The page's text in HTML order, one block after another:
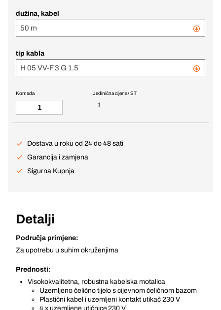
dužina, kabel
50 m
tip kabla
H 05 VV-F 3 G 1.5
Jedinična cijena / ST
1
Komada
Dostava u roku od 24 do 48 sati
Garancija i zamjena
Sigurna Kupnja
Detalji
Područja primjene:
Za upotrebu u suhim okruženjima
Prednosti:
Visokokvalitetna, robustna kabelska motalica
Uzemljeno čelično tijelo s cijevnom čeličnom bazom
Plastični kabel i uzemljeni kontakt utikač 230 V
4 x uzemljene utičnice 230 V